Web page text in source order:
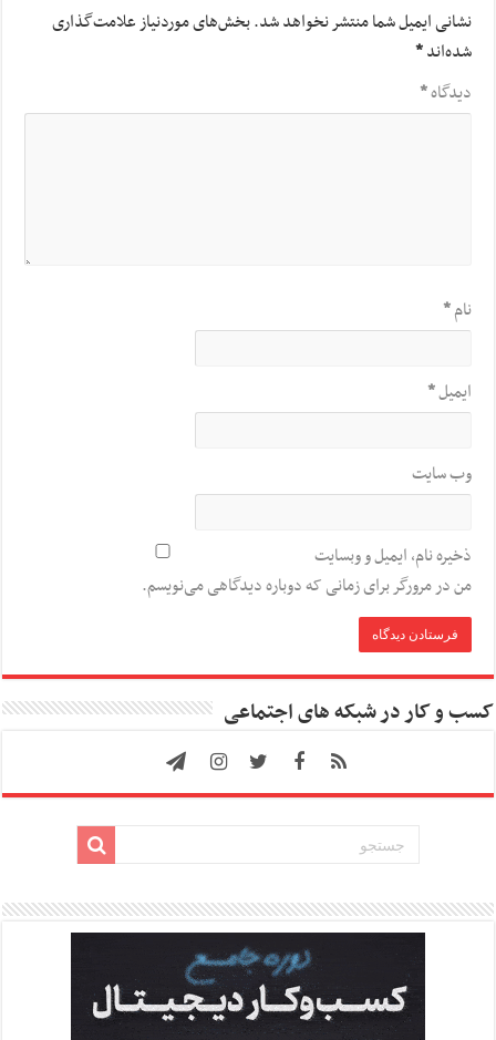
نشانی ایمیل شما منتشر نخواهد شد.بخش‌های موردنیاز علامت‌گذاری
شده‌اند*
دیدگاه*
نام*
ایمیل*
وب‌ سایت
ذخیره نام، ایمیل و وبسایت
من در مرورگر برای زمانی که دوباره دیدگاهی می‌نویسم.
کسب و کار در شبکه های اجتماعی